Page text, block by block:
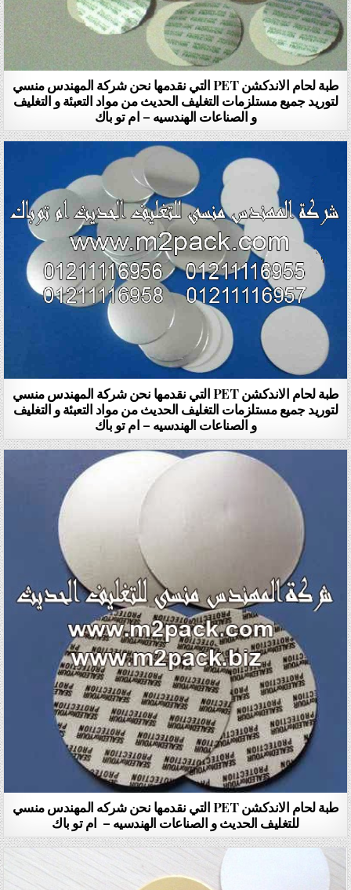
طبة لحام الاندكشن PET التي نقدمها نحن شركة المهندس منسي
لتوريد جميع مستلزمات التغليف الحديث من مواد التعبئة و التغليف
و الصناعات الهندسيه – ام تو باك
طبة لحام الاندكشن PET التي نقدمها نحن شركة المهندس منسي
لتوريد جميع مستلزمات التغليف الحديث من مواد التعبئة و التغليف
و الصناعات الهندسيه – ام تو باك
طبة لحام الاندكشن PET التي نقدمها نحن شركه المهندس منسي
للتغليف الحديث و الصناعات الهندسيه – ام تو باك